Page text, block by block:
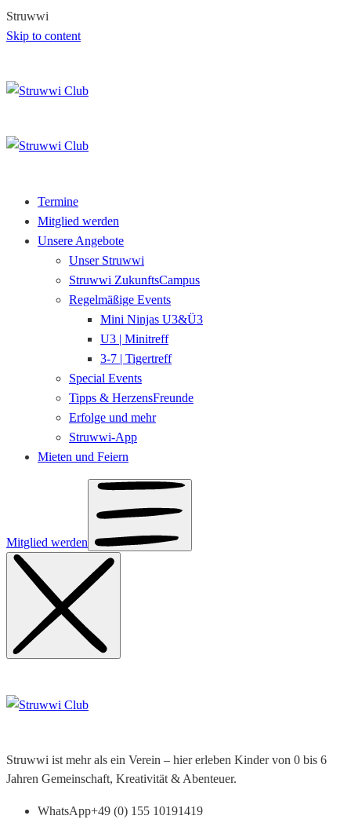
Struwwi
Skip to content
Termine
Mitglied werden
Unsere Angebote
Unser Struwwi
Struwwi ZukunftsCampus
Regelmäßige Events
Mini Ninjas U3&Ü3
U3 | Minitreff
3-7 | Tigertreff
Special Events
Tipps & HerzensFreunde
Erfolge und mehr
Struwwi-App
Mieten und Feiern
Mitglied werden
Struwwi ist mehr als ein Verein – hier erleben Kinder von 0 bis 6
Jahren Gemeinschaft, Kreativität & Abenteuer.
WhatsApp+49 (0) 155 10191419